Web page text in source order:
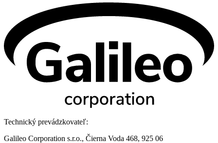
Technický prevádzkovateľ:
Galileo Corporation s.r.o., Čierna Voda 468, 925 06